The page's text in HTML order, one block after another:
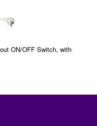
ON/OFF Switch, with